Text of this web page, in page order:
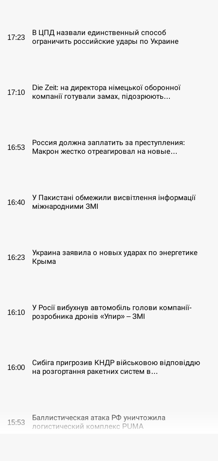
17:23
В ЦПД назвали единственный способ
ограничить российские удары по Украине
17:10
Die Zeit: на директора німецької оборонної
компанії готували замах, підозрюють…
16:53
Россия должна заплатить за преступления:
Макрон жестко отреагировал на новые…
16:40
У Пакистані обмежили висвітлення інформації
міжнародними ЗМІ
16:23
Украина заявила о новых ударах по энергетике
Крыма
16:10
У Росії вибухнув автомобіль голови компанії-
розробника дронів «Упир» – ЗМІ
16:00
Сибіга пригрозив КНДР військовою відповіддю
на розгортання ракетних систем в…
15:53
Баллистическая атака РФ уничтожила
логистический комплекс PUMA